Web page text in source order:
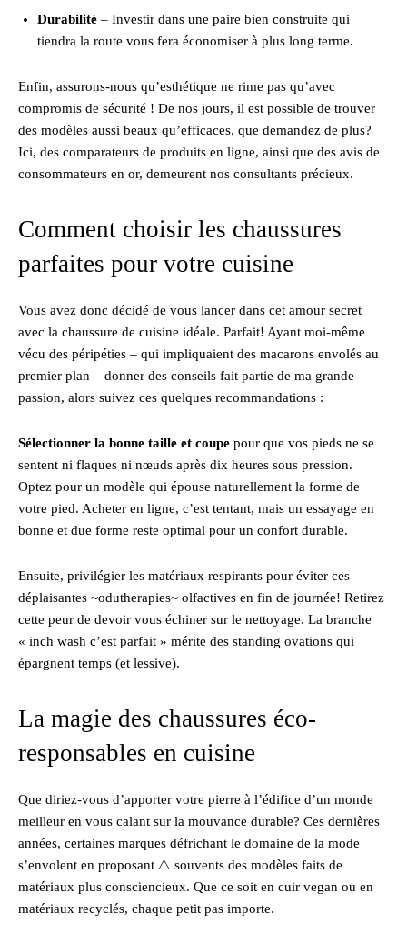
Durabilité – Investir dans une paire bien construite qui
tiendra la route vous fera économiser à plus long terme.
Enfin, assurons-nous qu’esthétique ne rime pas qu’avec
compromis de sécurité ! De nos jours, il est possible de trouver
des modèles aussi beaux qu’efficaces, que demandez de plus?
Ici, des comparateurs de produits en ligne, ainsi que des avis de
consommateurs en or, demeurent nos consultants précieux.
Comment choisir les chaussures
parfaites pour votre cuisine
Vous avez donc décidé de vous lancer dans cet amour secret
avec la chaussure de cuisine idéale. Parfait! Ayant moi-même
vécu des péripéties – qui impliquaient des macarons envolés au
premier plan – donner des conseils fait partie de ma grande
passion, alors suivez ces quelques recommandations :
Sélectionner la bonne taille et coupe pour que vos pieds ne se
sentent ni flaques ni nœuds après dix heures sous pression.
Optez pour un modèle qui épouse naturellement la forme de
votre pied. Acheter en ligne, c’est tentant, mais un essayage en
bonne et due forme reste optimal pour un confort durable.
Ensuite, privilégier les matériaux respirants pour éviter ces
déplaisantes ~odutherapies~ olfactives en fin de journée! Retirez
cette peur de devoir vous échiner sur le nettoyage. La branche
« inch wash c’est parfait » mérite des standing ovations qui
épargnent temps (et lessive).
La magie des chaussures éco-
responsables en cuisine
Que diriez-vous d’apporter votre pierre à l’édifice d’un monde
meilleur en vous calant sur la mouvance durable? Ces dernières
années, certaines marques défrichant le domaine de la mode
s’envolent en proposant ⚠️ souvents des modèles faits de
matériaux plus consciencieux. Que ce soit en cuir vegan ou en
matériaux recyclés, chaque petit pas importe.